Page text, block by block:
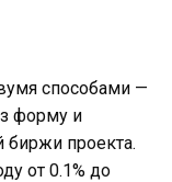
способами —
форму и
проекта.
от 0.1% до